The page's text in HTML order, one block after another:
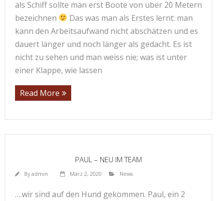
als Schiff sollte man erst Boote von über 20 Metern
bezeichnen
Das was man als Erstes lernt: man
kann den Arbeitsaufwand nicht abschätzen und es
dauert länger und noch länger als gedacht. Es ist
nicht zu sehen und man weiss nie; was ist unter
einer Klappe, wie lassen
Read More
PAUL – NEU IM TEAM
Byadmin März 2, 2020 News
….wir sind auf den Hund gekommen. Paul, ein 2